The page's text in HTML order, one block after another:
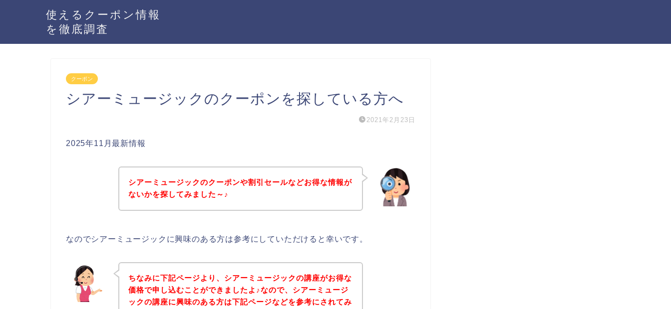
使えるクーポン情報
を徹底調査
クーポン
シアーミュージックのクーポンを探している方へ
2021年2月23日
2025年11月最新情報
シアーミュージックのクーポンや割引セールなどお得な情報が
ないかを探してみました～♪
なのでシアーミュージックに興味のある方は参考にしていただけると幸いです。
ちなみに下記ページより、シアーミュージックの講座がお得な
価格で申し込むことができましたよ♪なので、シアーミュージ
ックの講座に興味のある方は下記ページなどを参考にされてみ